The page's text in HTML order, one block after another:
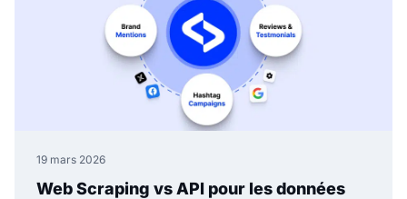
19 mars 2026
Web Scraping vs API pour les données